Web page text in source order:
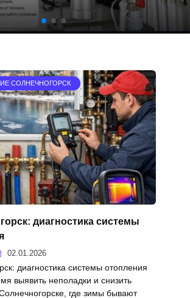
СОЛНЕЧНОГОРСК
диагностика системы
02.01.2026
диагностика системы отопления
выявить неполадки и снизить
где зимы бывают